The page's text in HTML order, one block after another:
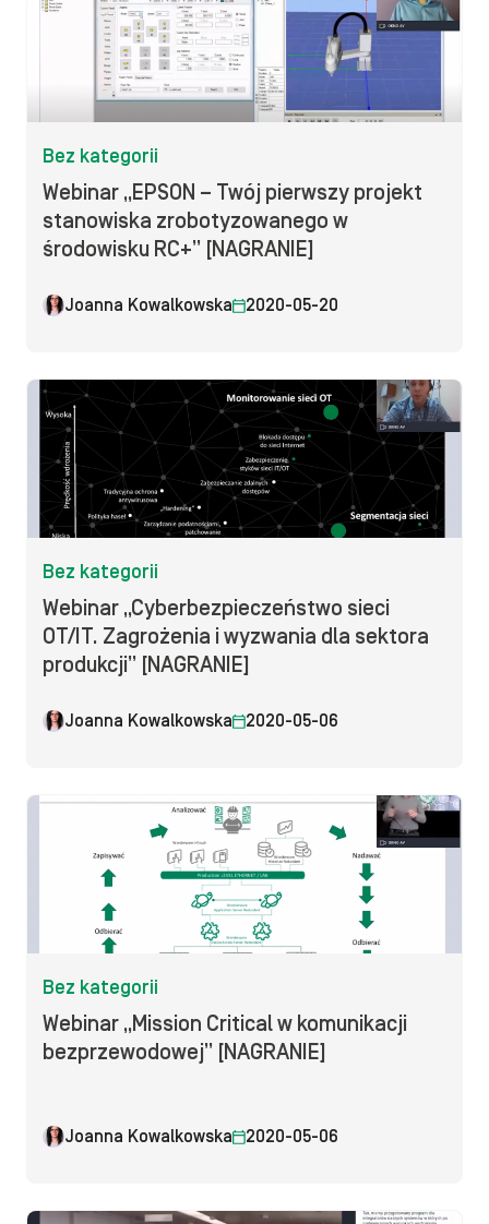
Bez kategorii
Webinar „EPSON – Twój pierwszy projekt
stanowiska zrobotyzowanego w
środowisku RC+” [NAGRANIE]
Joanna Kowalkowska 2020-05-20
Bez kategorii
Webinar „Cyberbezpieczeństwo sieci
OT/IT. Zagrożenia i wyzwania dla sektora
produkcji” [NAGRANIE]
Joanna Kowalkowska 2020-05-06
Bez kategorii
Webinar „Mission Critical w komunikacji
bezprzewodowej” [NAGRANIE]
Joanna Kowalkowska 2020-05-06